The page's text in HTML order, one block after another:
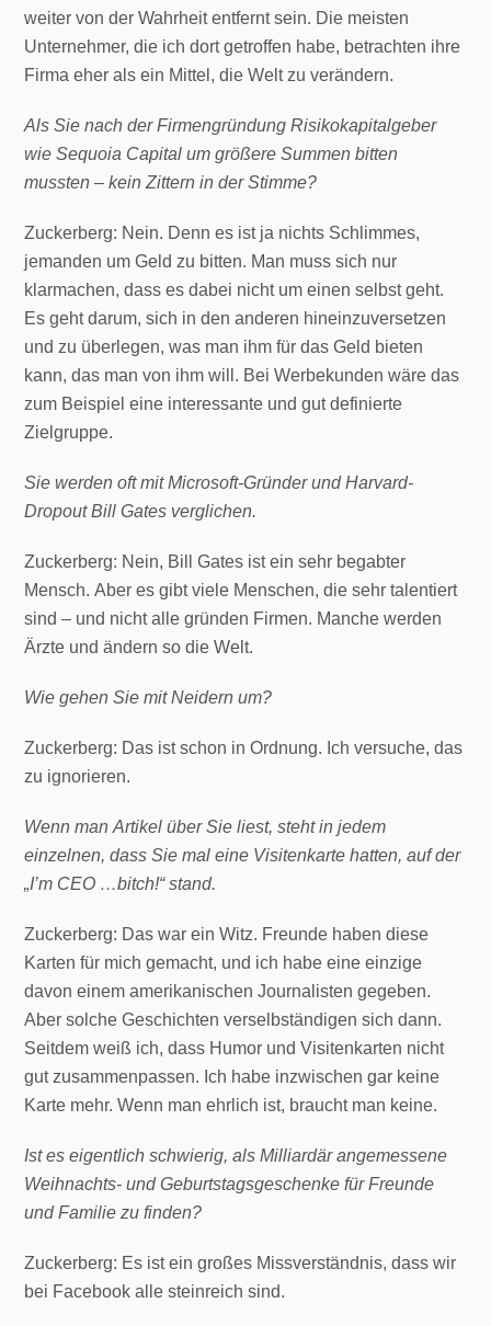
weiter von der Wahrheit entfernt sein. Die meisten
Unternehmer, die ich dort getroffen habe, betrachten ihre
Firma eher als ein Mittel, die Welt zu verändern.
Als Sie nach der Firmengründung Risikokapitalgeber
wie Sequoia Capital um größere Summen bitten
mussten – kein Zittern in der Stimme?
Zuckerberg: Nein. Denn es ist ja nichts Schlimmes,
jemanden um Geld zu bitten. Man muss sich nur
klarmachen, dass es dabei nicht um einen selbst geht.
Es geht darum, sich in den anderen hineinzuversetzen
und zu überlegen, was man ihm für das Geld bieten
kann, das man von ihm will. Bei Werbekunden wäre das
zum Beispiel eine interessante und gut definierte
Zielgruppe.
Sie werden oft mit Microsoft-Gründer und Harvard-
Dropout Bill Gates verglichen.
Zuckerberg: Nein, Bill Gates ist ein sehr begabter
Mensch. Aber es gibt viele Menschen, die sehr talentiert
sind – und nicht alle gründen Firmen. Manche werden
Ärzte und ändern so die Welt.
Wie gehen Sie mit Neidern um?
Zuckerberg: Das ist schon in Ordnung. Ich versuche, das
zu ignorieren.
Wenn man Artikel über Sie liest, steht in jedem
einzelnen, dass Sie mal eine Visitenkarte hatten, auf der
„I’m CEO …bitch!“ stand.
Zuckerberg: Das war ein Witz. Freunde haben diese
Karten für mich gemacht, und ich habe eine einzige
davon einem amerikanischen Journalisten gegeben.
Aber solche Geschichten verselbständigen sich dann.
Seitdem weiß ich, dass Humor und Visitenkarten nicht
gut zusammenpassen. Ich habe inzwischen gar keine
Karte mehr. Wenn man ehrlich ist, braucht man keine.
Ist es eigentlich schwierig, als Milliardär angemessene
Weihnachts- und Geburtstagsgeschenke für Freunde
und Familie zu finden?
Zuckerberg: Es ist ein großes Missverständnis, dass wir
bei Facebook alle steinreich sind.